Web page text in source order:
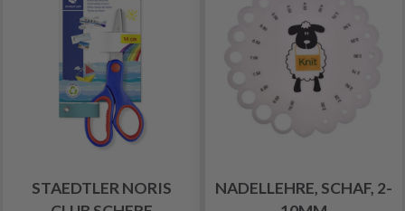
STAEDTLER NORIS
NADELLEHRE, SCHAF, 2-